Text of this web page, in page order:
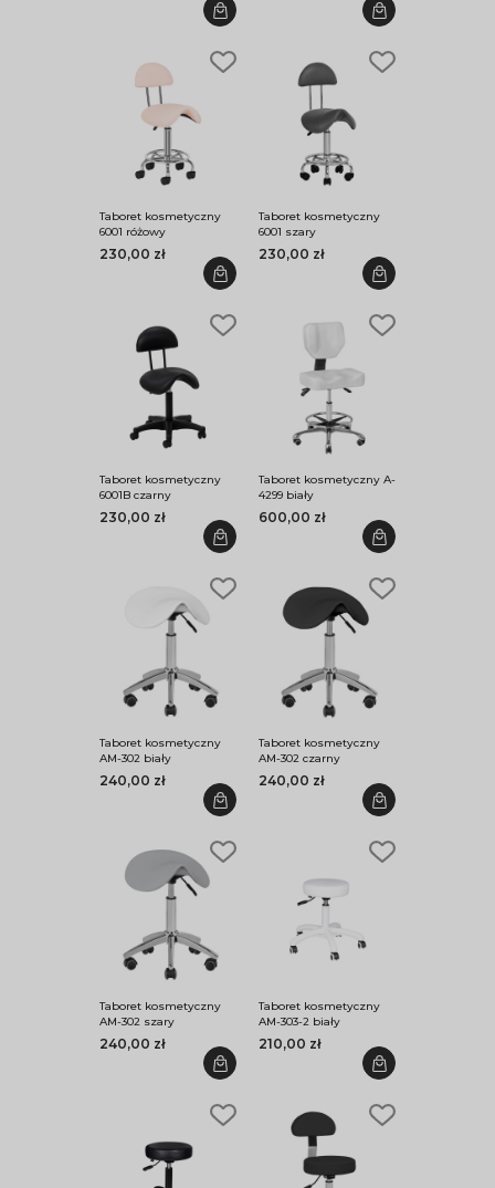
Taboret kosmetyczny
6001 różowy
230,00 zł
Taboret kosmetyczny
6001 szary
230,00 zł
Taboret kosmetyczny
6001B czarny
230,00 zł
Taboret kosmetyczny A-
4299 biały
600,00 zł
Taboret kosmetyczny
AM-302 biały
240,00 zł
Taboret kosmetyczny
AM-302 czarny
240,00 zł
Taboret kosmetyczny
AM-302 szary
240,00 zł
Taboret kosmetyczny
AM-303-2 biały
210,00 zł